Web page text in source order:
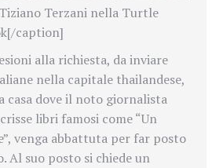
Terzani nella Turtle
caption]
alla richiesta, da inviare
nella capitale thailandese,
casa dove il noto giornalista
libri famosi come “Un
venga abbattuta per far posto
Al suo posto si chiede un